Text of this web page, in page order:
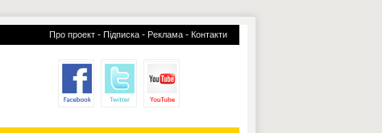
Про проект - Підписка - Реклама - Контакти